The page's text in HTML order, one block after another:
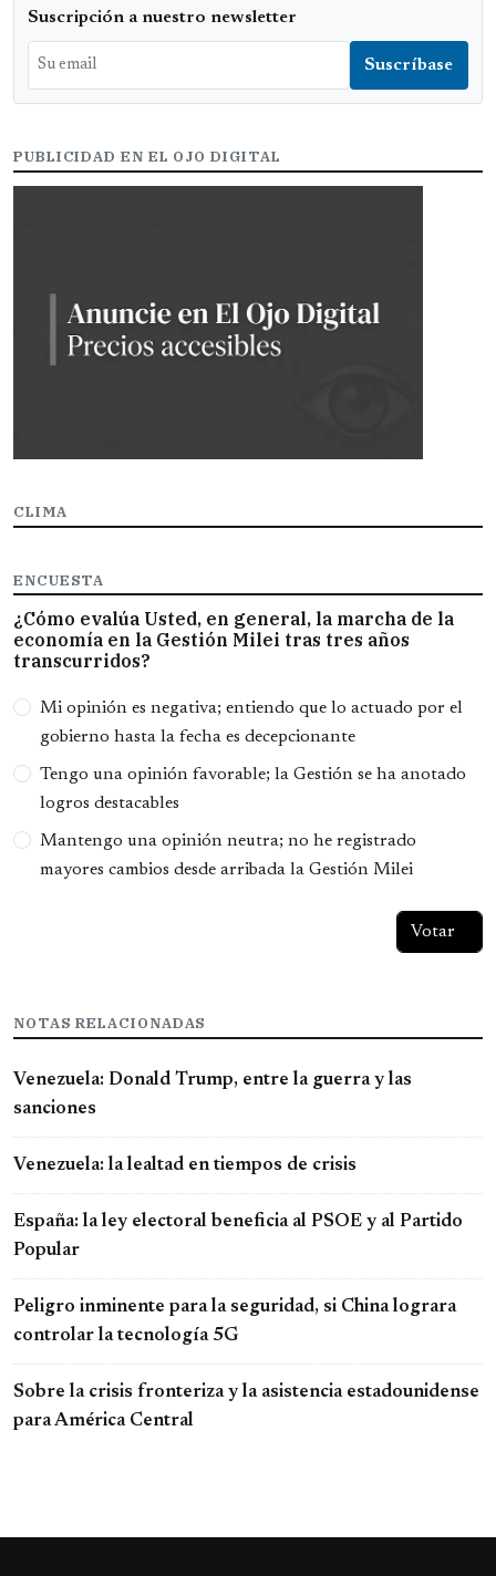
Suscripción a nuestro newsletter
PUBLICIDAD EN EL OJO DIGITAL
CLIMA
ENCUESTA
¿Cómo evalúa Usted, en general, la marcha de la
economía en la Gestión Milei tras tres años
transcurridos?
Opciones
Mi opinión es negativa; entiendo que lo actuado por el
gobierno hasta la fecha es decepcionante
Tengo una opinión favorable; la Gestión se ha anotado
logros destacables
Mantengo una opinión neutra; no he registrado
mayores cambios desde arribada la Gestión Milei
NOTAS RELACIONADAS
Venezuela: Donald Trump, entre la guerra y las
sanciones
Venezuela: la lealtad en tiempos de crisis
España: la ley electoral beneficia al PSOE y al Partido
Popular
Peligro inminente para la seguridad, si China lograra
controlar la tecnología 5G
Sobre la crisis fronteriza y la asistencia estadounidense
para América Central